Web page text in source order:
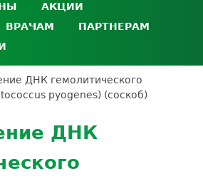
анализам
анализов
АКЦИИ
пациента
мер для
пациентов
ВРАЧАМ
Сотрудничество
Экскурсия в
ПАРТНЕРАМ
кабинет
партнёра
Экскурсия в
ДНК гемолитического
pyogenes) (соскоб)
ДНК